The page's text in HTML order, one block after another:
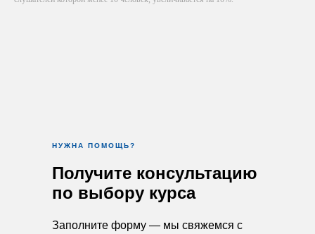
НУЖНА ПОМОЩЬ?
Получите консультацию
по выбору курса
Заполните форму — мы свяжемся с